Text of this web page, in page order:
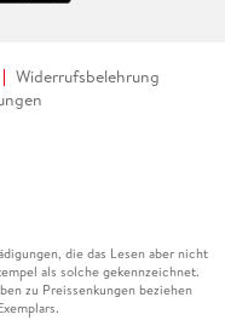
Widerrufsbelehrung
die das Lesen aber nicht
als solche gekennzeichnet.
zu Preissenkungen beziehen